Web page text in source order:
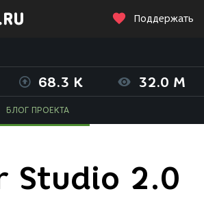
Поддержать
68.3 K 32.0 M
БЛОГ ПРОЕКТА
Studio 2.0